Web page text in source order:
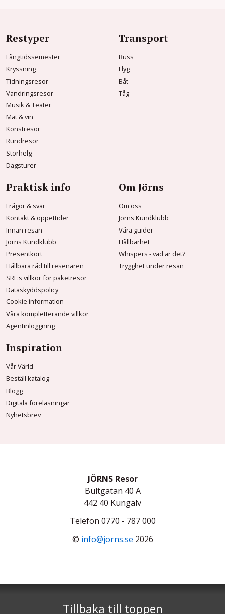
Restyper
Långtidssemester
Kryssning
Tidningsresor
Vandringsresor
Musik & Teater
Mat & vin
Konstresor
Rundresor
Storhelg
Dagsturer
Transport
Buss
Flyg
Båt
Tåg
Praktisk info
Frågor & svar
Kontakt & öppettider
Innan resan
Jörns Kundklubb
Presentkort
Hållbara råd till resenären
SRF:s villkor för paketresor
Dataskyddspolicy
Cookie information
Våra kompletterande villkor
Agentinloggning
Om Jörns
Om oss
Jörns Kundklubb
Våra guider
Hållbarhet
Whispers - vad är det?
Trygghet under resan
Inspiration
Vår Värld
Beställ katalog
Blogg
Digitala föreläsningar
Nyhetsbrev
JÖRNS Resor
Bultgatan 40 A
442 40 Kungälv
Telefon 0770 - 787 000
© info@jorns.se 2026
Tillbaka till toppen